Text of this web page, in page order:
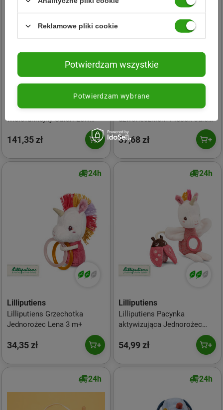
Lilliputiens Samochód
wielofunkcjny Safari Lew
141,35 zł
Lilliputiens
Lilliputiens Grzechotka z
dzwoneczkiem Piesek Jules
3 m+
37,68 zł
24h
Lilliputiens
Lilliputiens Grzechotka
Jednorożec Lena 3 m+
34,35 zł
24h
Lilliputiens
Lilliputiens Pacynka
aktywizująca Jednorożec
54,99 zł
24h 24h
Reklamowe pliki cookie
Potwierdzam wybrane
Potwierdzam wszystkie